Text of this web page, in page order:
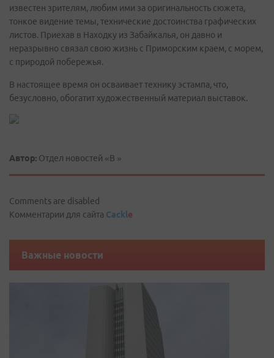
известен зрителям, любим ими за оригинальность сюжета,
тонкое видение темы, технические достоинства графических
листов. Приехав в Находку из Забайкалья, он давно и
неразрывно связал свою жизнь с Приморским краем, с морем,
с природой побережья.
В настоящее время он осваивает технику эстампа, что,
безусловно, обогатит художественный материал выставок.
Автор: Отдел новостей «В »
Comments are disabled
Комментарии для сайта Cackle
Важные новости